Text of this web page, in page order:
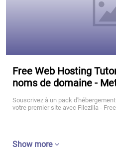
Free Web Hosting
noms de domaine -
Souscrivez à un pack
votre premier site avec Filezilla -
Show more